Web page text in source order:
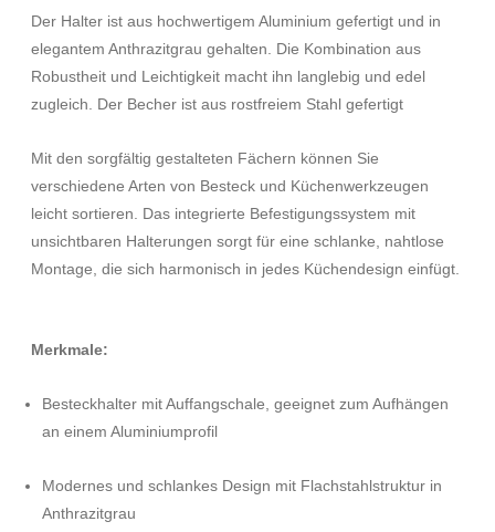
Der Halter ist aus hochwertigem Aluminium gefertigt und in
elegantem Anthrazitgrau gehalten. Die Kombination aus
Robustheit und Leichtigkeit macht ihn langlebig und edel
zugleich. Der Becher ist aus rostfreiem Stahl gefertigt
Mit den sorgfältig gestalteten Fächern können Sie
verschiedene Arten von Besteck und Küchenwerkzeugen
leicht sortieren. Das integrierte Befestigungssystem mit
unsichtbaren Halterungen sorgt für eine schlanke, nahtlose
Montage, die sich harmonisch in jedes Küchendesign einfügt.
Merkmale:
Besteckhalter mit Auffangschale, geeignet zum Aufhängen
an einem Aluminiumprofil
Modernes und schlankes Design mit Flachstahlstruktur in
Anthrazitgrau